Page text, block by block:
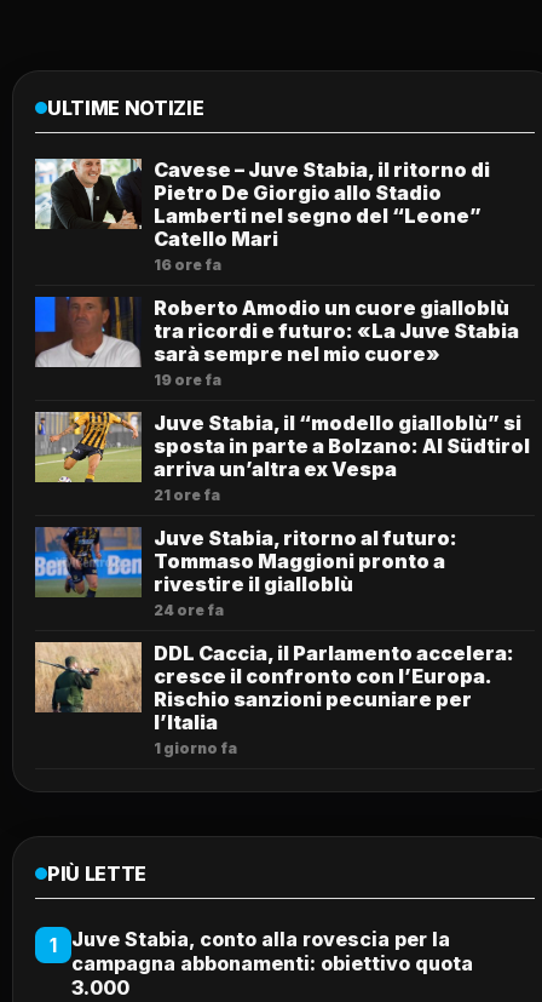
ULTIME NOTIZIE
Cavese – Juve Stabia, il ritorno di
Pietro De Giorgio allo Stadio
Lamberti nel segno del “Leone”
Catello Mari
16 ore fa
Roberto Amodio un cuore gialloblù
tra ricordi e futuro: «La Juve Stabia
sarà sempre nel mio cuore»
19 ore fa
Juve Stabia, il “modello gialloblù” si
sposta in parte a Bolzano: Al Südtirol
arriva un’altra ex Vespa
21 ore fa
Juve Stabia, ritorno al futuro:
Tommaso Maggioni pronto a
rivestire il gialloblù
24 ore fa
DDL Caccia, il Parlamento accelera:
cresce il confronto con l’Europa.
Rischio sanzioni pecuniare per
l’Italia
1 giorno fa
PIÙ LETTE
1
Juve Stabia, conto alla rovescia per la
campagna abbonamenti: obiettivo quota
3.000